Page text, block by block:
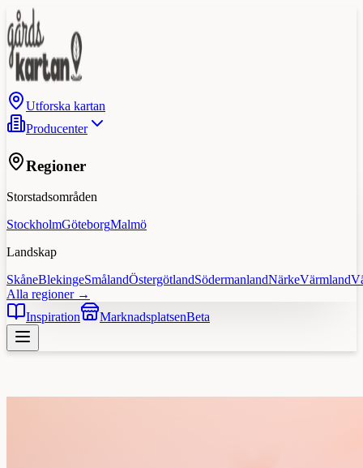
Utforska kartan
Producenter
Regioner
Storstadsområden
StockholmGöteborgMalmö
Landskap
SkåneBlekingeSmålandÖstergötlandSödermanlandNärkeVärmland
Alla regioner →
Inspiration
MarknadsplatsenBeta